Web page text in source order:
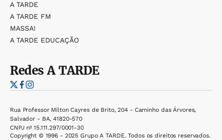
A TARDE
A TARDE FM
MASSA!
A TARDE EDUCAÇÃO
RedesA TARDE
Rua Professor Milton Cayres de Brito, 204 - Caminho das Árvores,
Salvador - BA, 41820-570
CNPJ nº 15.111.297/0001-30
Copyright © 1996 - 2025 Grupo A TARDE. Todos os direitos reservados.